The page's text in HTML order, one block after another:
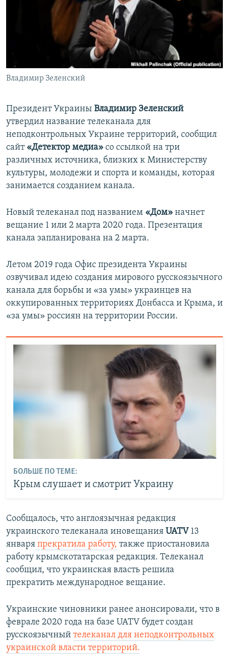
ПОБЕДИТЕЛЕЙ НЕ СУДЯТ?
КРЫМ.НЕПОКОРЕННЫЙ
УКРАИНСКАЯ ПРОБЛЕМА КРЫМА
ПРИСОЕДИНЯЙТЕСЬ!
Все сайты RFE/RL
Владимир Зеленский
Президент Украины Владимир Зеленский
утвердил название телеканала для
неподконтрольных Украине территорий, сообщил
сайт «Детектор медиа» со ссылкой на три
различных источника, близких к Министерству
культуры, молодежи и спорта и команды, которая
занимается созданием канала.
Новый телеканал под названием «Дом» начнет
вещание 1 или 2 марта 2020 года. Презентация
канала запланирована на 2 марта.
Летом 2019 года Офис президента Украины
озвучивал идею создания мирового русскоязычного
канала для борьбы и «за умы» украинцев на
оккупированных территориях Донбасса и Крыма, и
«за умы» россиян на территории России.
БОЛЬШЕ ПО ТЕМЕ:
Крым слушает и смотрит Украину
Сообщалось, что англоязычная редакция
украинского телеканала иновещания UATV13
января прекратила работу, также приостановила
работу крымскотатарская редакция. Телеканал
сообщил, что украинская власть решила
прекратить международное вещание.
Украинские чиновники ранее анонсировали, что в
феврале 2020 года на базе UATV будет создан
русскоязычный телеканал для неподконтрольных
украинской власти территорий.